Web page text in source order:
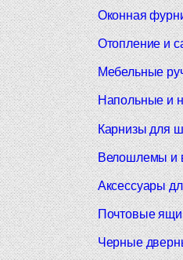
Оконная
Отопление и
Мебельные
Напольные и
Карнизы для
Велошлемы и
Аксессуары
Почтовые
Черные